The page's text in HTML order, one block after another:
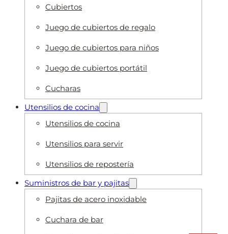
Cubiertos
Juego de cubiertos de regalo
Juego de cubiertos para niños
Juego de cubiertos portátil
Cucharas
Utensilios de cocina
Utensilios de cocina
Utensilios para servir
Utensilios de repostería
Suministros de bar y pajitas
Pajitas de acero inoxidable
Cuchara de bar